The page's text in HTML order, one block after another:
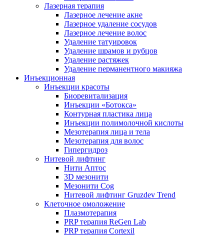
Лазерная терапия
Лазерное лечение акне
Лазерное удаление сосудов
Лазерное лечение волос
Удаление татуировок
Удаление шрамов и рубцов
Удаление растяжек
Удаление перманентного макияжа
Инъекционная
Инъекции красоты
Биоревитализация
Инъекции «Ботокса»
Контурная пластика лица
Инъекции полимолочной кислоты
Мезотерапия лица и тела
Мезотерапия для волос
Гипергидроз
Нитевой лифтинг
Нити Аптос
3D мезонити
Мезонити Cog
Нитевой лифтинг Gruzdev Trend
Клеточное омоложение
Плазмотерапия
PRP терапия ReGen Lab
PRP терапия Cortexil